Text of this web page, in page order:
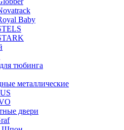
Baby
тюбинга
металлические
двери